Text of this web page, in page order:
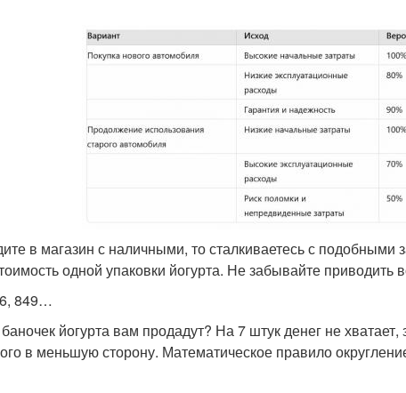
в магазин с наличными, то сталкиваетесь с
одной упаковки йогурта. Не забывайте приводить
849…
йогурта вам продадут? На 7 штук денег не
в меньшую сторону. Математическое правило